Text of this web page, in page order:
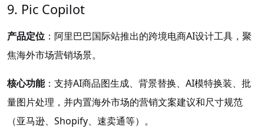
9. Pic Copilot
产品定位 ：阿里巴巴国际站推出的跨境电商AI设计工具，聚
焦海外市场营销场景。
核心功能：支持AI商品图生成、背景替换、AI模特换装、批
量图片处理，并内置海外市场的营销文案建议和尺寸规范
（亚马逊、Shopify、速卖通等）。